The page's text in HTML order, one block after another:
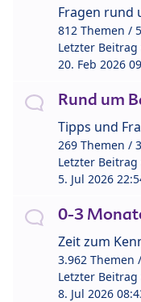
Fragen rund
812 Themen /
Letzter Beitrag
20. Feb 2026
Rund um
Tipps und
269 Themen /
Letzter Beitrag
5. Jul 2026
0-3
Zeit zum
3.962 Themen
Letzter Beitrag
8. Jul 2026